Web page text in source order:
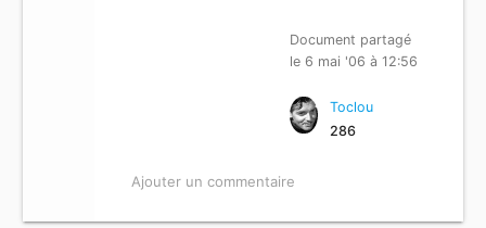
Document partagé
le 6 mai '06 à 12:56
Toclou
286
Ajouter un commentaire